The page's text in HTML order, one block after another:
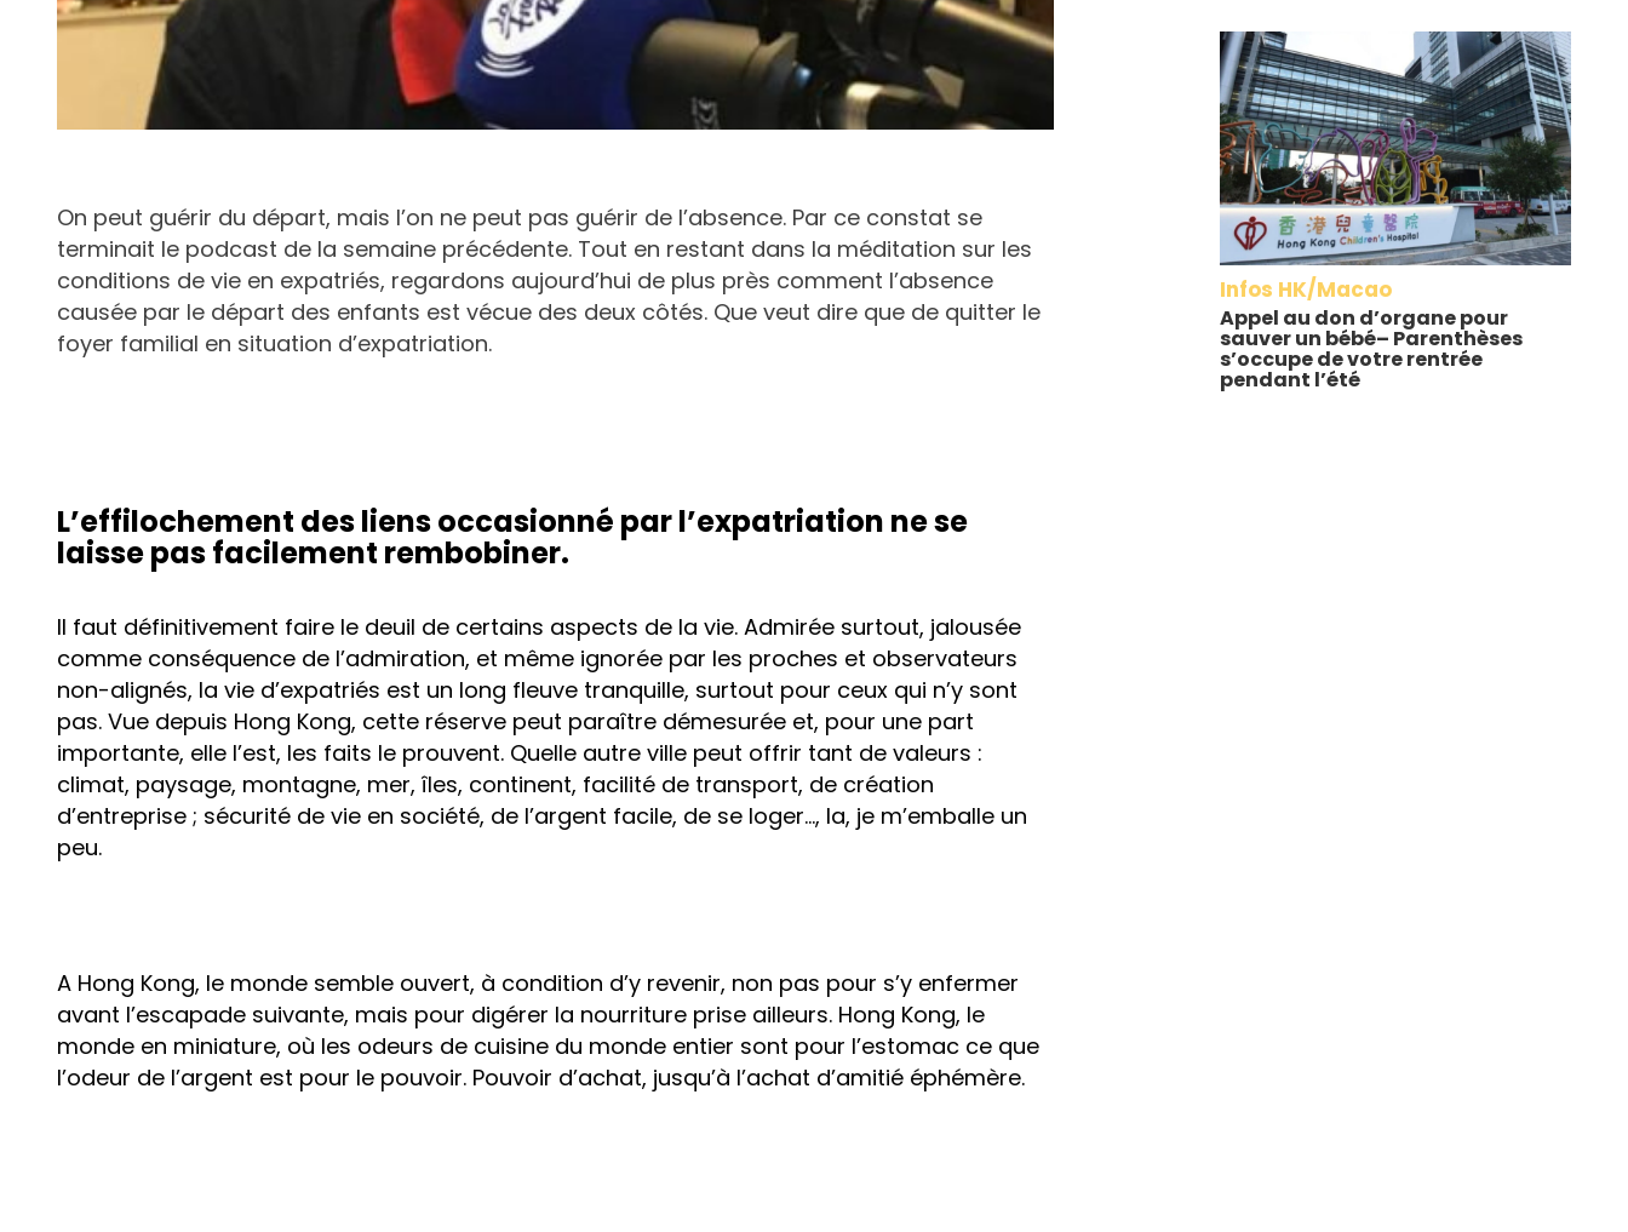
On peut guérir du départ, mais l’on ne peut pas guérir de l’absence. Par ce constat se
terminait le podcast de la semaine précédente. Tout en restant dans la méditation sur les
conditions de vie en expatriés, regardons aujourd’hui de plus près comment l’absence
causée par le départ des enfants est vécue des deux côtés. Que veut dire que de quitter le
foyer familial en situation d’expatriation.
L’effilochement des liens occasionné par l’expatriation ne se
laisse pas facilement rembobiner.
Il faut définitivement faire le deuil de certains aspects de la vie. Admirée surtout, jalousée
comme conséquence de l’admiration, et même ignorée par les proches et observateurs
non-alignés, la vie d’expatriés est un long fleuve tranquille, surtout pour ceux qui n’y sont
pas. Vue depuis Hong Kong, cette réserve peut paraître démesurée et, pour une part
importante, elle l’est, les faits le prouvent. Quelle autre ville peut offrir tant de valeurs :
climat, paysage, montagne, mer, îles, continent, facilité de transport, de création
d’entreprise ; sécurité de vie en société, de l’argent facile, de se loger…, la, je m’emballe un
peu.
A Hong Kong, le monde semble ouvert, à condition d’y revenir, non pas pour s’y enfermer
avant l’escapade suivante, mais pour digérer la nourriture prise ailleurs. Hong Kong, le
monde en miniature, où les odeurs de cuisine du monde entier sont pour l’estomac ce que
l’odeur de l’argent est pour le pouvoir. Pouvoir d’achat, jusqu’à l’achat d’amitié éphémère.
Infos HK/Macao
Appel au don d’organe pour
sauver un bébé– Parenthèses
s’occupe de votre rentrée
pendant l’été